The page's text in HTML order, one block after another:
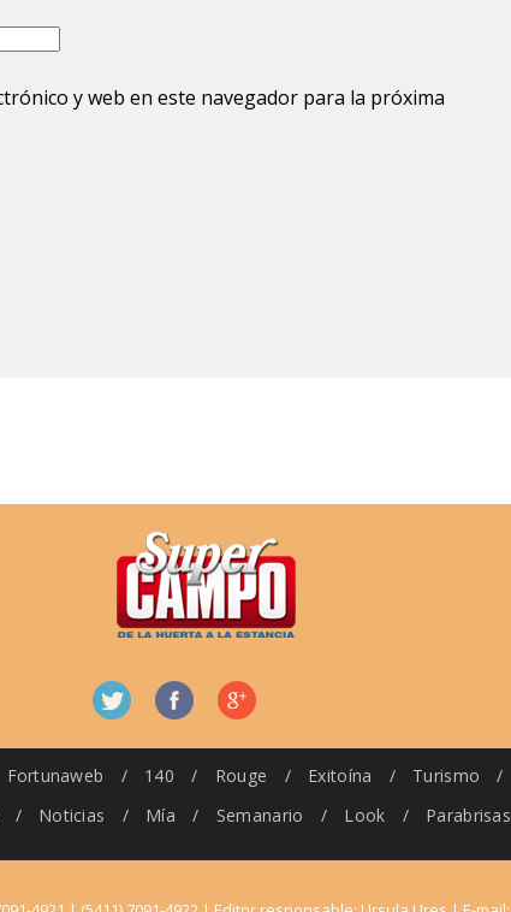
y web en este navegador para la próxima
Fortunaweb / 140 / Rouge / Exitoína / Turismo /
/ Noticias / Mía / Semanario / Look / Parabrisas